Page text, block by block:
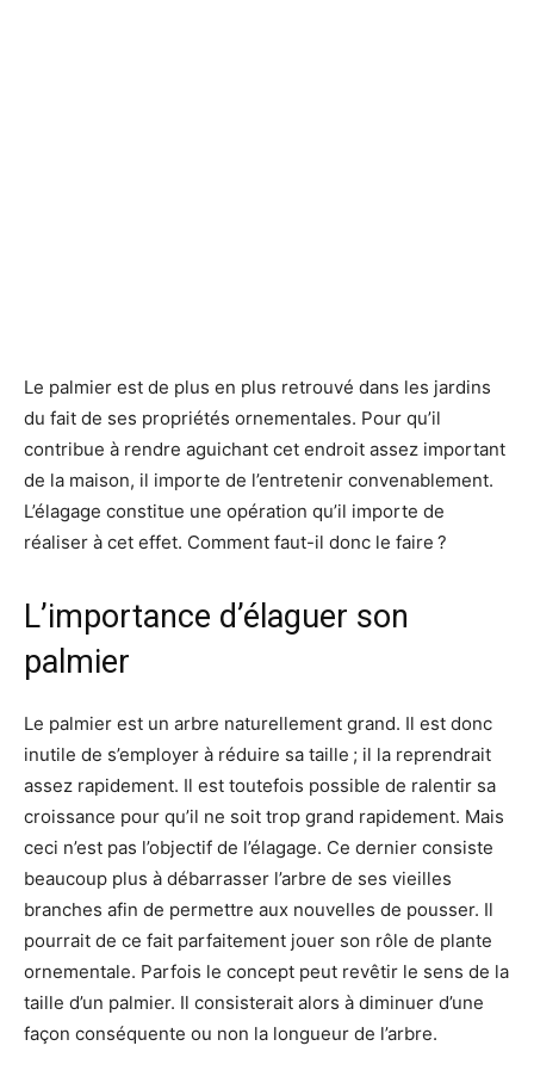
Le palmier est de plus en plus retrouvé dans les jardins
du fait de ses propriétés ornementales. Pour qu’il
contribue à rendre aguichant cet endroit assez important
de la maison, il importe de l’entretenir convenablement.
L’élagage constitue une opération qu’il importe de
réaliser à cet effet. Comment faut-il donc le faire ?
L’importance d’élaguer son
palmier
Le palmier est un arbre naturellement grand. Il est donc
inutile de s’employer à réduire sa taille ; il la reprendrait
assez rapidement. Il est toutefois possible de ralentir sa
croissance pour qu’il ne soit trop grand rapidement. Mais
ceci n’est pas l’objectif de l’élagage. Ce dernier consiste
beaucoup plus à débarrasser l’arbre de ses vieilles
branches afin de permettre aux nouvelles de pousser. Il
pourrait de ce fait parfaitement jouer son rôle de plante
ornementale. Parfois le concept peut revêtir le sens de la
taille d’un palmier. Il consisterait alors à diminuer d’une
façon conséquente ou non la longueur de l’arbre.